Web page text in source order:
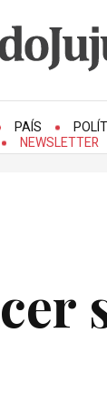
PAÍS
NEWSLETTER